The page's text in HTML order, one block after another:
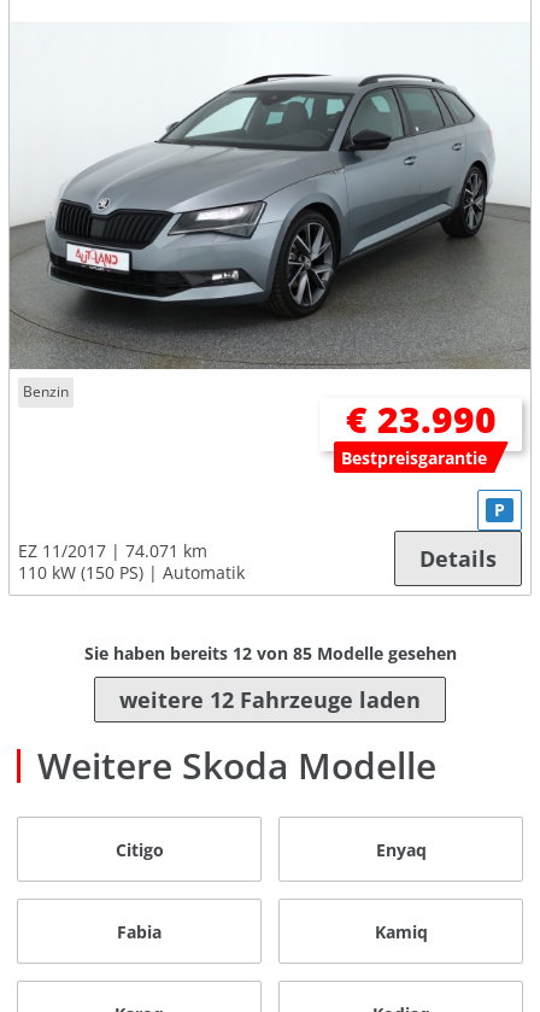
Benzin
€ 23.990
Bestpreisgarantie
EZ 11/2017
74.071 km
110 kW (150 PS)
Automatik
P
Details
Sie haben bereits 12von 85Modelle gesehen
weitere 12 Fahrzeuge laden
Weitere Skoda Modelle
Citigo Enyaq
Fabia Kamiq